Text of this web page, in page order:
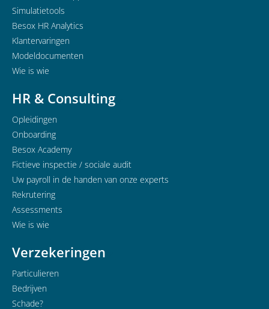
Simulatietools
Besox HR Analytics
Klantervaringen
Modeldocumenten
Wie is wie
HR & Consulting
Opleidingen
Onboarding
Besox Academy
Fictieve inspectie / sociale audit
Uw payroll in de handen van onze experts
Rekrutering
Assessments
Wie is wie
Verzekeringen
Particulieren
Bedrijven
Schade?